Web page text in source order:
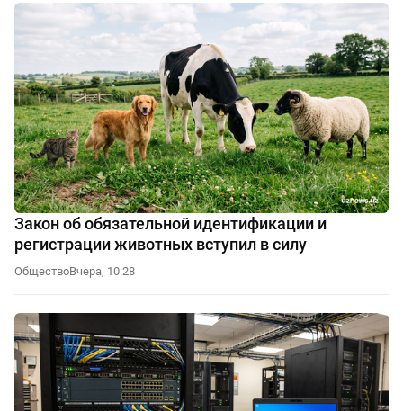
Закон об обязательной идентификации и
регистрации животных вступил в силу
ОбществоВчера, 10:28